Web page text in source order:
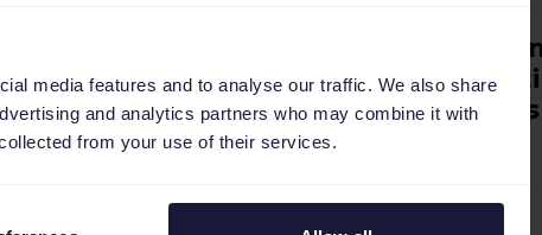
media features and to analyse our traffic. We also share
and analytics partners who may combine it with
from your use of their services.
adaptar tu
digital a las nuevas
tendencias?
Moda